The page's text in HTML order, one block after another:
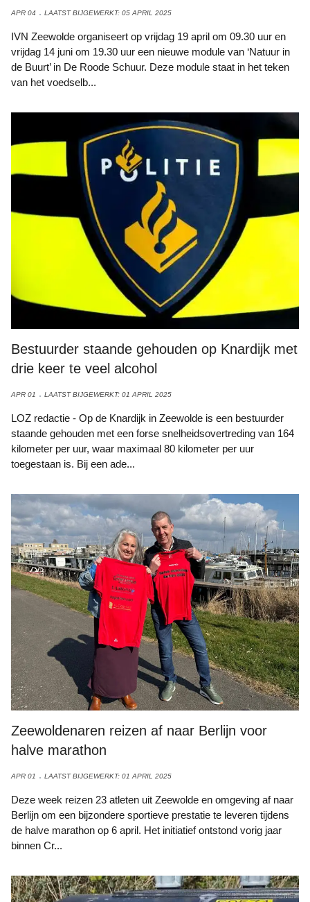
APR 04 LAATST BIJGEWERKT: 05 APRIL 2025
IVN Zeewolde organiseert op vrijdag 19 april om 09.30 uur en
vrijdag 14 juni om 19.30 uur een nieuwe module van ‘Natuur in
de Buurt’ in De Roode Schuur. Deze module staat in het teken
van het voedselb...
Bestuurder staande gehouden op Knardijk met
drie keer te veel alcohol
APR 01 LAATST BIJGEWERKT: 01 APRIL 2025
LOZ redactie - Op de Knardijk in Zeewolde is een bestuurder
staande gehouden met een forse snelheidsovertreding van 164
kilometer per uur, waar maximaal 80 kilometer per uur
toegestaan is. Bij een ade...
Zeewoldenaren reizen af naar Berlijn voor
halve marathon
APR 01 LAATST BIJGEWERKT: 01 APRIL 2025
Deze week reizen 23 atleten uit Zeewolde en omgeving af naar
Berlijn om een bijzondere sportieve prestatie te leveren tijdens
de halve marathon op 6 april. Het initiatief ontstond vorig jaar
binnen Cr...